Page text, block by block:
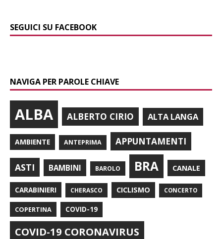
SEGUICI SU FACEBOOK
NAVIGA PER PAROLE CHIAVE
ALBA ALBERTO CIRIO ALTA LANGA
AMBIENTE ANTEPRIMA APPUNTAMENTI
ASTI BAMBINI BAROLO BRA CANALE
CARABINIERI CHERASCO CICLISMO CONCERTO
COPERTINA COVID-19
COVID-19 CORONAVIRUS